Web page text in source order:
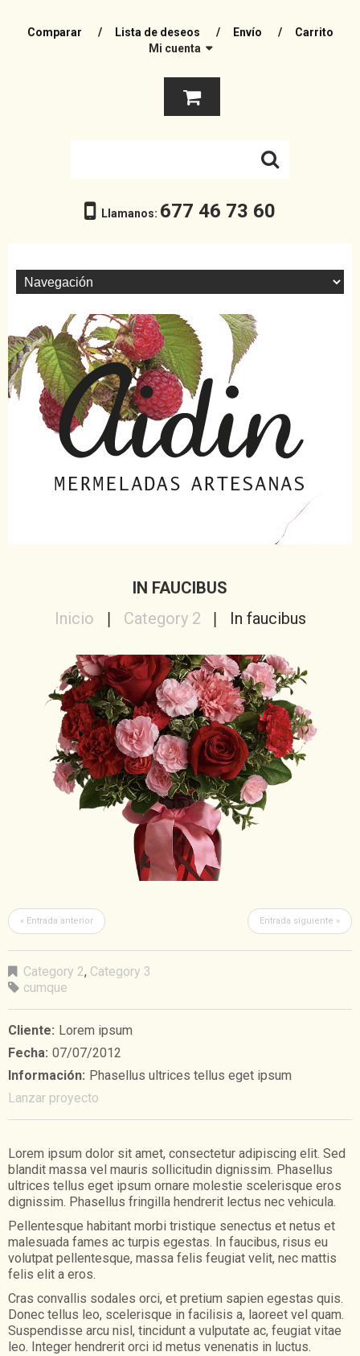
Comparar Lista de deseos Envío
Carrito
Mi cuenta
Llamanos: 677 46 73 60
IN FAUCIBUS
Inicio
Category 2 In faucibus
« Entrada anterior Entrada siguiente »
Category 2, Category 3
cumque
Cliente: Lorem ipsum
Fecha: 07/07/2012
Información: Phasellus ultrices tellus eget ipsum
Lanzar proyecto
Lorem ipsum dolor sit amet, consectetur adipiscing elit. Sed
blandit massa vel mauris sollicitudin dignissim. Phasellus
ultrices tellus eget ipsum ornare molestie scelerisque eros
dignissim. Phasellus fringilla hendrerit lectus nec vehicula.
Pellentesque habitant morbi tristique senectus et netus et
malesuada fames ac turpis egestas. In faucibus, risus eu
volutpat pellentesque, massa felis feugiat velit, nec mattis
felis elit a eros.
Cras convallis sodales orci, et pretium sapien egestas quis.
Donec tellus leo, scelerisque in facilisis a, laoreet vel quam.
Suspendisse arcu nisl, tincidunt a vulputate ac, feugiat vitae
leo. Integer hendrerit orci id metus venenatis in luctus.